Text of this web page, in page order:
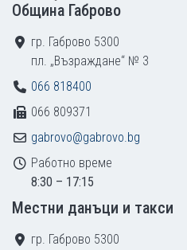
Община Габрово
гр. Габрово 5300
пл. „Възраждане“ № 3
066 818400
066 809371
gabrovo@gabrovo.bg
Работно време
8:30 – 17:15
Местни данъци и такси
гр. Габрово 5300